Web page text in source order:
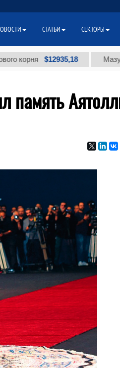
$12935,18 Мазут
память
СТАТЬИ СЕКТОРЫ